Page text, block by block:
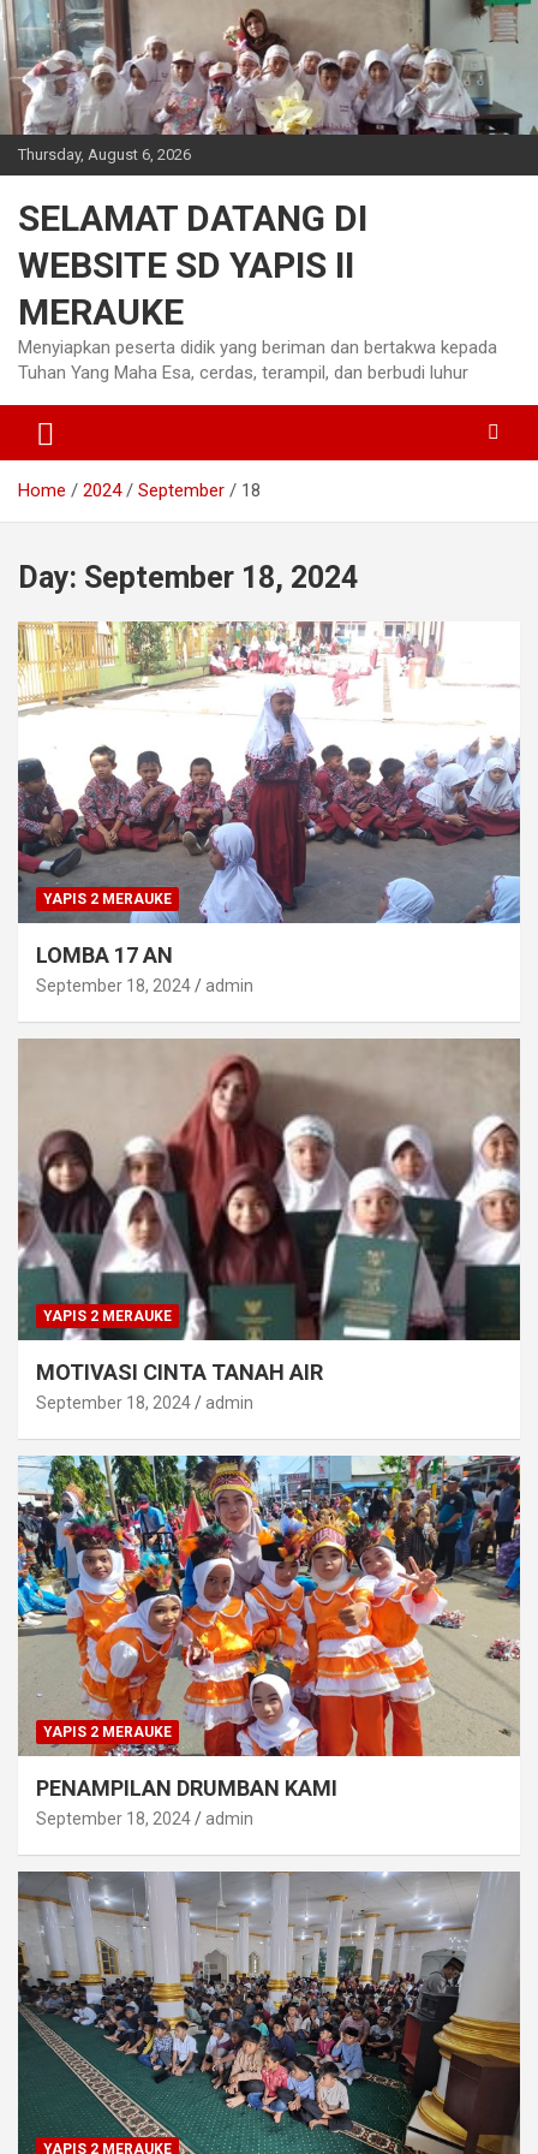
Skip
to
content
Thursday, August 6, 2026
SELAMAT DATANG DI
WEBSITE SD YAPIS II
MERAUKE
Menyiapkan peserta didik yang beriman dan bertakwa kepada
Tuhan Yang Maha Esa, cerdas, terampil, dan berbudi luhur
Home 2024 September 18
Day: September 18, 2024
YAPIS 2 MERAUKE
LOMBA 17 AN
September 18, 2024 admin
YAPIS 2 MERAUKE
MOTIVASI CINTA TANAH AIR
September 18, 2024 admin
YAPIS 2 MERAUKE
PENAMPILAN DRUMBAN KAMI
September 18, 2024 admin
YAPIS 2 MERAUKE